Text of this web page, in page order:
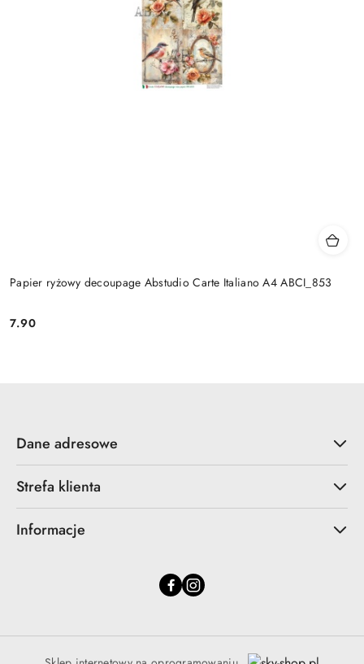
Papier ryżowy decoupage Abstudio Carte Italiano A4 ABCI_853
Cena:
7.90
Dane adresowe
Strefa klienta
Informacje